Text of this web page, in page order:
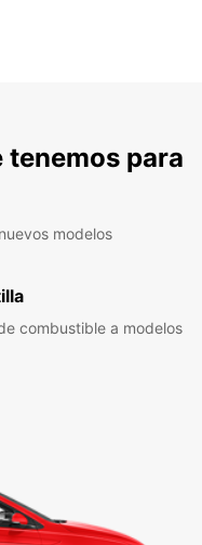
tenemos para
modelos
combustible a modelos